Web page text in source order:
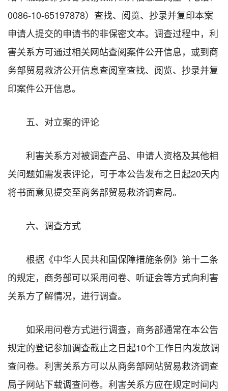
0086-10-65197878）查找、阅览、抄录并复印本案
申请人提交的申请书的非保密文本。调查过程中，利
害关系方可通过相关网站查阅案件公开信息，或到商
务部贸易救济公开信息查阅室查找、阅览、抄录并复
印案件公开信息。
五、对立案的评论
利害关系方对被调查产品、申请人资格及其他相
关问题如需发表评论，可于本公告发布之日起20天内
将书面意见提交至商务部贸易救济调查局。
六、调查方式
根据《中华人民共和国保障措施条例》第十二条
的规定，商务部可以采用问卷、听证会等方式向利害
关系方了解情况，进行调查。
如采用问卷方式进行调查，商务部通常在本公告
规定的登记参加调查截止之日起10个工作日内发放调
查问卷。利害关系方可以从商务部网站贸易救济调查
局子网站下载调查问卷。利害关系方应在规定时间内